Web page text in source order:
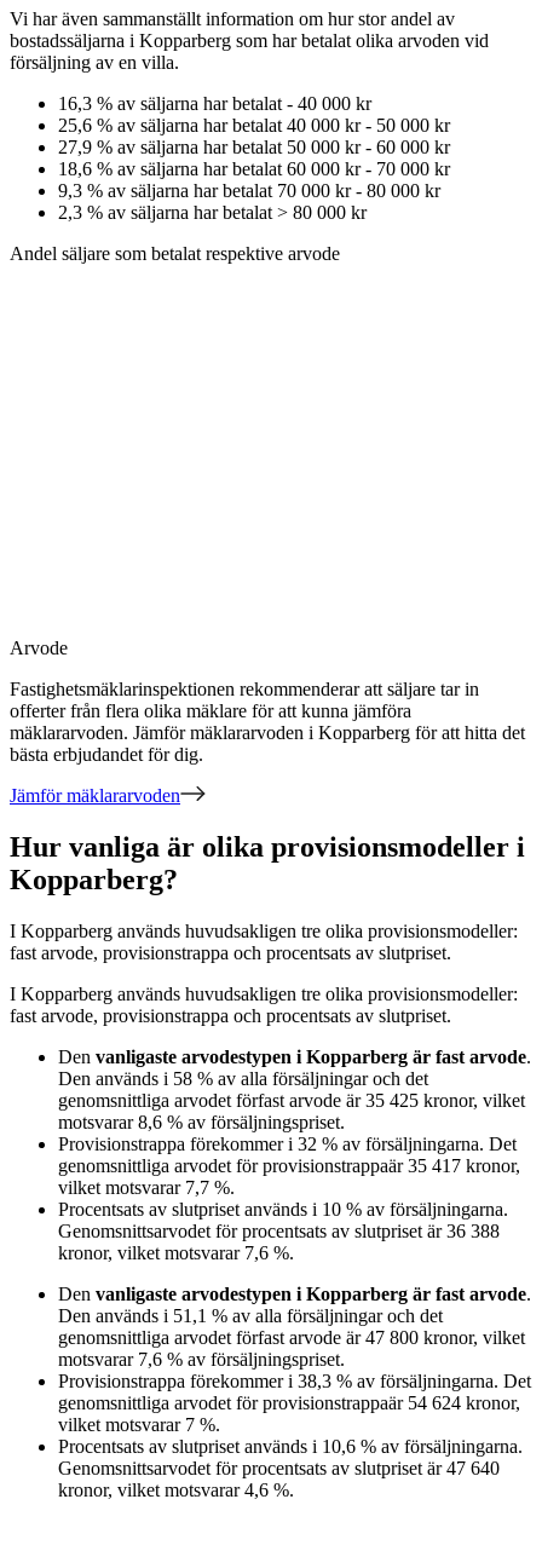
Vi har även sammanställt information om hur stor andel av
bostadssäljarna i Kopparberg som har betalat olika arvoden vid
försäljning av en villa.
16,3 % av säljarna har betalat - 40 000 kr
25,6 % av säljarna har betalat 40 000 kr- 50 000 kr
27,9 % av säljarna har betalat 50 000 kr- 60 000 kr
18,6 % av säljarna har betalat 60 000 kr- 70 000 kr
9,3 % av säljarna har betalat 70 000 kr- 80 000 kr
2,3 % av säljarna har betalat > 80 000 kr
Andel säljare som betalat respektive arvode
Arvode
Fastighetsmäklarinspektionen rekommenderar att säljare tar in
offerter från flera olika mäklare för att kunna jämföra
mäklararvoden. Jämför mäklararvoden i Kopparberg för att hitta det
bästa erbjudandet för dig.
Jämför mäklararvoden
Hur vanliga är olika provisionsmodeller i
Kopparberg?
I Kopparberg används huvudsakligen tre olika provisionsmodeller:
fast arvode, provisionstrappa och procentsats av slutpriset.
I Kopparberg används huvudsakligen tre olika provisionsmodeller:
fast arvode, provisionstrappa och procentsats av slutpriset.
Den vanligaste arvodestypen i Kopparberg är fast arvode.
Den används i 58 % av alla försäljningar och det
genomsnittliga arvodet förfast arvode är 35 425 kronor, vilket
motsvarar 8,6 % av försäljningspriset.
Provisionstrappa förekommer i 32 % av försäljningarna. Det
genomsnittliga arvodet för provisionstrappaär 35 417 kronor,
vilket motsvarar 7,7 %.
Procentsats av slutpriset används i 10 % av försäljningarna.
Genomsnittsarvodet för procentsats av slutpriset är 36 388
kronor, vilket motsvarar 7,6 %.
Den vanligaste arvodestypen i Kopparberg är fast arvode.
Den används i 51,1 % av alla försäljningar och det
genomsnittliga arvodet förfast arvode är 47 800 kronor, vilket
motsvarar 7,6 % av försäljningspriset.
Provisionstrappa förekommer i 38,3 % av försäljningarna. Det
genomsnittliga arvodet för provisionstrappaär 54 624 kronor,
vilket motsvarar 7 %.
Procentsats av slutpriset används i 10,6 % av försäljningarna.
Genomsnittsarvodet för procentsats av slutpriset är 47 640
kronor, vilket motsvarar 4,6 %.